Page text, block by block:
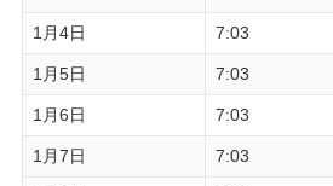
1月4日 7:03
1月5日 7:03
1月6日 7:03
1月7日 7:03